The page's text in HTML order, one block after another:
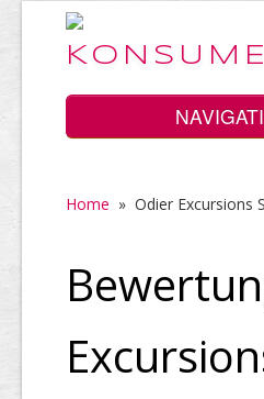
Home
Vorteile
Home » Odier Excursions